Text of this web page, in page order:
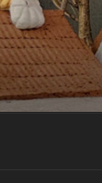
Aller
au
contenu
principal